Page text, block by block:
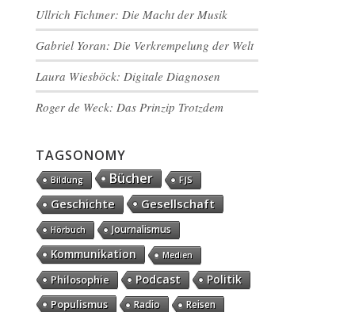
Ullrich Fichtner: Die Macht der Musik
Gabriel Yoran: Die Verkrempelung der Welt
Laura Wiesböck: Digitale Diagnosen
Roger de Weck: Das Prinzip Trotzdem
TAGSONOMY
Bildung Bücher FJS
Geschichte Gesellschaft
Hörbuch Journalismus
Kommunikation Medien
Philosophie Podcast Politik
Populismus Radio Reisen